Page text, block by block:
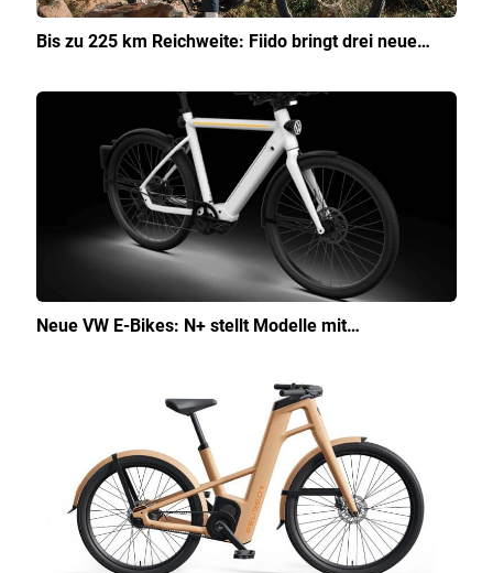
Bis zu 225 km Reichweite: Fiido bringt drei neue…
Neue VW E-Bikes: N+ stellt Modelle mit…